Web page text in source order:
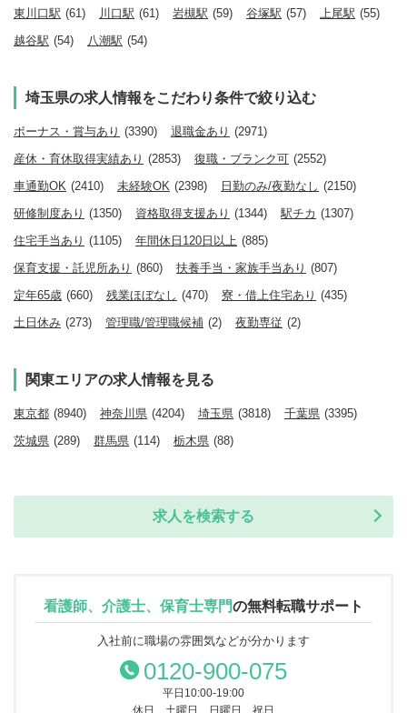
東川口駅 (61) 川口駅 (61) 岩槻駅 (59) 谷塚駅 (57) 上尾駅 (55)
越谷駅 (54) 八潮駅 (54)
埼玉県の求人情報をこだわり条件で絞り込む
ボーナス・賞与あり (3390) 退職金あり (2971)
産休・育休取得実績あり (2853) 復職・ブランク可 (2552)
車通勤OK (2410) 未経験OK (2398) 日勤のみ/夜勤なし (2150)
研修制度あり (1350) 資格取得支援あり (1344) 駅チカ (1307)
住宅手当あり (1105) 年間休日120日以上 (885)
保育支援・託児所あり (860) 扶養手当・家族手当あり (807)
定年65歳 (660) 残業ほぼなし (470) 寮・借上住宅あり (435)
土日休み (273) 管理職/管理職候補 (2) 夜勤専従 (2)
関東エリアの求人情報を見る
東京都 (8940) 神奈川県 (4204) 埼玉県 (3818) 千葉県 (3395)
茨城県 (289) 群馬県 (114) 栃木県 (88)
求人を検索する
看護師、介護士、保育士専門の無料転職サポート
入社前に職場の雰囲気などが分かります
0120-900-075
平日10:00-19:00